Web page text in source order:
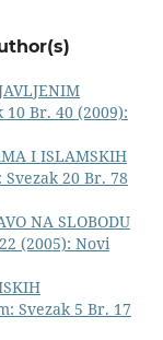
Br. 40 (2009):
I ISLAMSKIH
20 Br. 78
NA SLOBODU
(2005): Novi
Svezak 5 Br. 17